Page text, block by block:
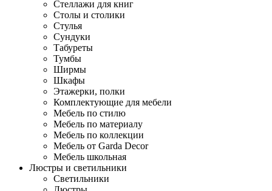
Стеллажи для книг
Столы и столики
Стулья
Сундуки
Табуреты
Тумбы
Ширмы
Шкафы
Этажерки, полки
Комплектующие для мебели
Мебель по стилю
Мебель по материалу
Мебель по коллекции
Мебель от Garda Decor
Мебель школьная
Люстры и светильники
Светильники